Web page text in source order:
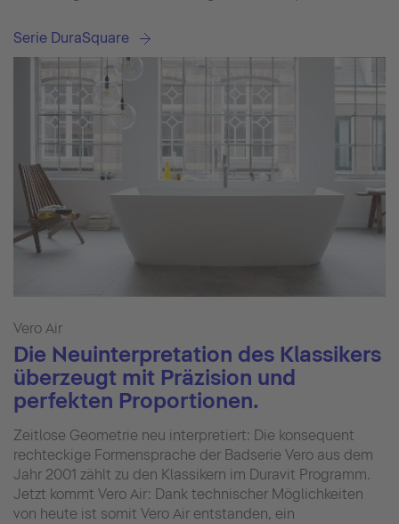
Serie DuraSquare
Vero Air
Die Neuinterpretation des Klassikers
überzeugt mit Präzision und
perfekten Proportionen.
Zeitlose Geometrie neu interpretiert: Die konsequent
rechteckige Formensprache der Badserie Vero aus dem
Jahr 2001 zählt zu den Klassikern im Duravit Programm.
Jetzt kommt Vero Air: Dank technischer Möglichkeiten
von heute ist somit Vero Air entstanden, ein